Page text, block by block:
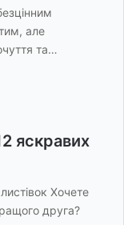
але
та…
яскравих
Хочете
друга?